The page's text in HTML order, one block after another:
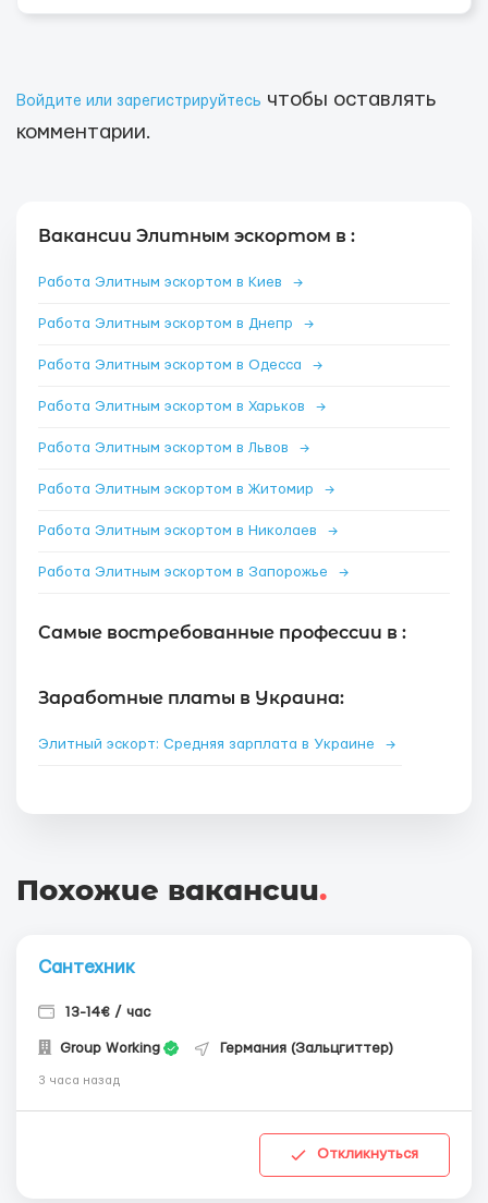
Войдите или зарегистрируйтесь чтобы оставлять
комментарии.
Вакансии Элитным эскортом в :
Работа Элитным эскортом в Киев →
Работа Элитным эскортом в Днепр →
Работа Элитным эскортом в Одесса →
Работа Элитным эскортом в Харьков →
Работа Элитным эскортом в Львов →
Работа Элитным эскортом в Житомир →
Работа Элитным эскортом в Николаев →
Работа Элитным эскортом в Запорожье →
Самые востребованные профессии в :
Заработные платы в Украина:
Элитный эскорт: Средняя зарплата в Украине →
Похожие вакансии.
Сантехник
13-14€ / час
Group Working Германия (Зальцгиттер)
3 часа назад
Откликнуться